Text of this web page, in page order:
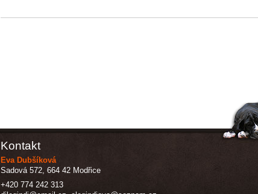
Kontakt
Eva Dubšíková
Sadová 572, 664 42 Modřice
+420 774 242 313